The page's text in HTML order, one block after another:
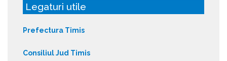
Legaturi utile
Prefectura Timis
Consiliul Jud Timis